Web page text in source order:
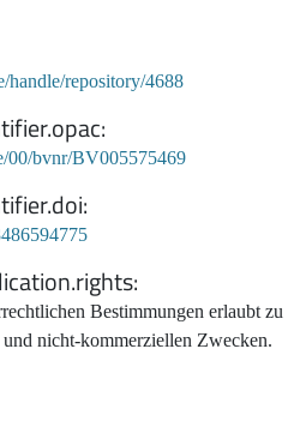
handle/repository/4688
00/bvnr/BV005575469
Bestimmungen erlaubt zu
nicht-kommerziellen Zwecken.